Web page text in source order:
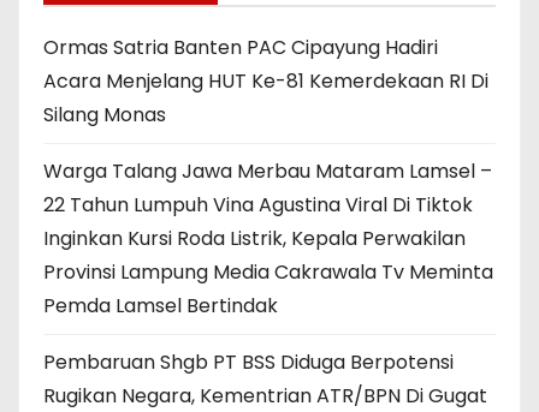
Ormas Satria Banten PAC Cipayung Hadiri
Acara Menjelang HUT Ke-81 Kemerdekaan RI Di
Silang Monas
Warga Talang Jawa Merbau Mataram Lamsel –
22 Tahun Lumpuh Vina Agustina Viral Di Tiktok
Inginkan Kursi Roda Listrik, Kepala Perwakilan
Provinsi Lampung Media Cakrawala Tv Meminta
Pemda Lamsel Bertindak
Pembaruan Shgb PT BSS Diduga Berpotensi
Rugikan Negara, Kementrian ATR/BPN Di Gugat